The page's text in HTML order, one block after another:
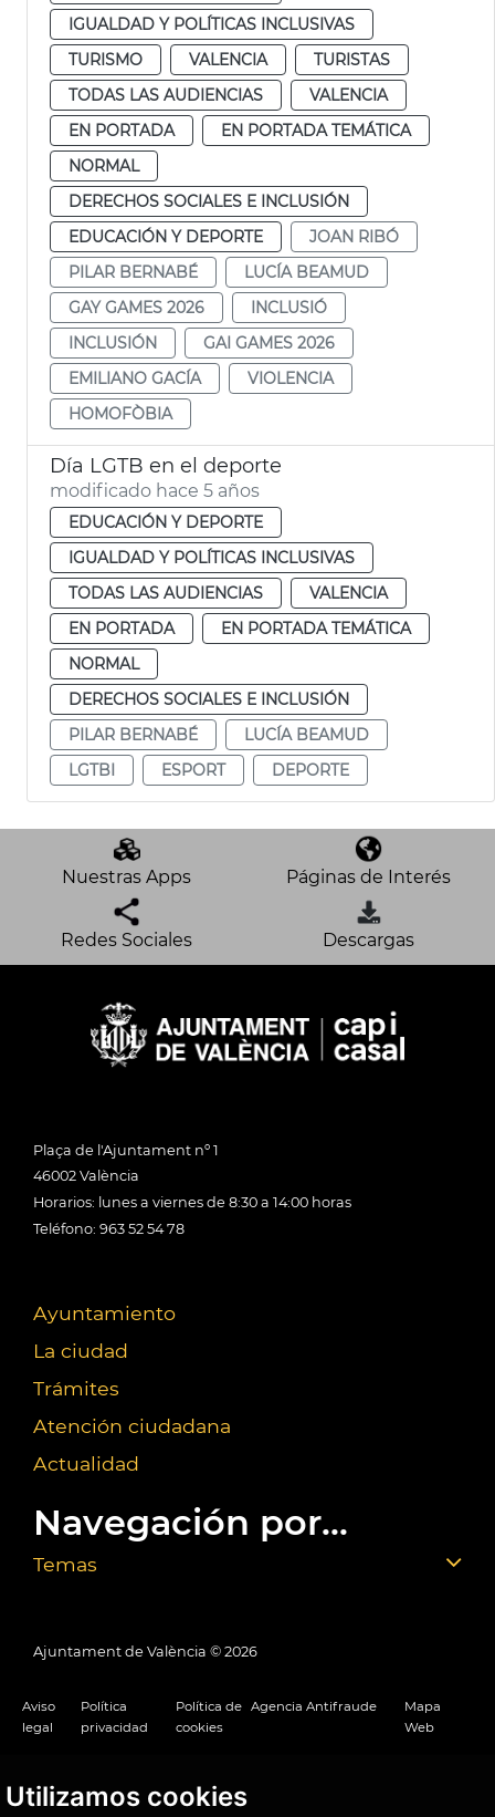
Utilizamos cookies
IGUALDAD Y POLÍTICAS INCLUSIVAS
TURISMO
VALENCIA
TURISTAS
TODAS LAS AUDIENCIAS
VALENCIA
EN PORTADA
EN PORTADA TEMÁTICA
NORMAL
DERECHOS SOCIALES E INCLUSIÓN
EDUCACIÓN Y DEPORTE
JOAN RIBÓ
PILAR BERNABÉ
LUCÍA BEAMUD
GAY GAMES 2026
INCLUSIÓ
INCLUSIÓN
GAI GAMES 2026
EMILIANO GACÍA
VIOLENCIA
HOMOFÒBIA
Día LGTB en el deporte
modificado hace 5 años
EDUCACIÓN Y DEPORTE
IGUALDAD Y POLÍTICAS INCLUSIVAS
TODAS LAS AUDIENCIAS
VALENCIA
EN PORTADA
EN PORTADA TEMÁTICA
NORMAL
DERECHOS SOCIALES E INCLUSIÓN
PILAR BERNABÉ
LUCÍA BEAMUD
LGTBI
ESPORT DEPORTE
Nuestras Apps Páginas de Interés
Redes Sociales Descargas
Plaça de l'Ajuntament nº 1
46002 València
Horarios: lunes a viernes de 8:30 a 14:00 horas
Teléfono: 963 52 54 78
Ayuntamiento
La ciudad
Trámites
Atención ciudadana
Actualidad
Navegación por...
Temas
Ajuntament de València © 2026
Aviso
legal
Política
privacidad
Política de
cookies
Agencia Antifraude
Mapa
Web